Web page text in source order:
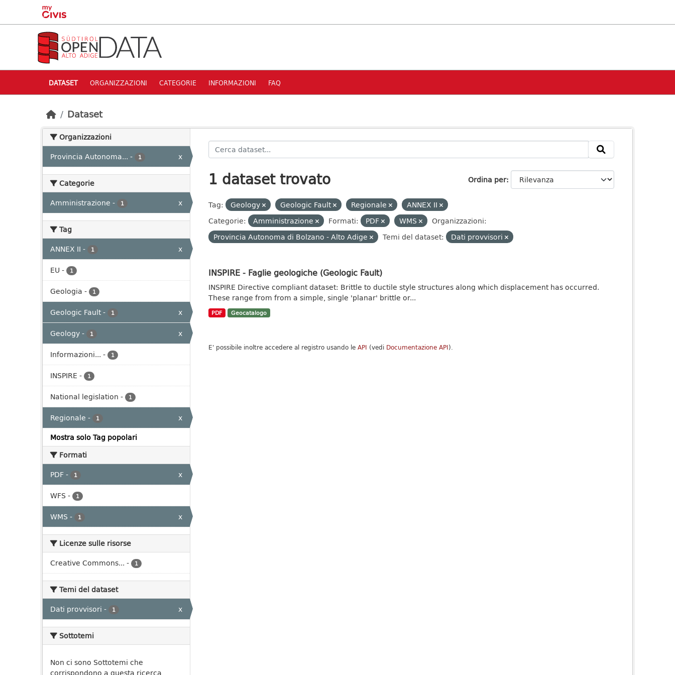
Skip to main content
DATASET ORGANIZZAZIONI CATEGORIE INFORMAZIONI FAQ
Dataset
Organizzazioni
Provincia Autonoma... - 1 x
Categorie
Amministrazione - 1 x
Tag
ANNEX II - 1
x
EU - 1
Geologia - 1
Geologic Fault- 1
x
Geology- 1
x
Informazioni... - 1
INSPIRE - 1
National legislation - 1
Regionale - 1
x
Mostra solo Tag popolari
Formati
PDF- 1
x
WFS - 1
WMS - 1 x
Licenze sulle risorse
Creative Commons... - 1
Temi del dataset
Dati provvisori - 1 x
Sottotemi
Non ci sono Sottotemi che
corrispondono a questa ricerca
Ordina per
1 dataset trovato
Tag: Geology Geologic Fault Regionale
ANNEX II
Categorie:
Amministrazione Formati: PDF WMS
Organizzazioni:
Provincia Autonoma di Bolzano - Alto Adige
Temi del dataset: Dati provvisori
INSPIRE - Faglie geologiche (Geologic Fault)
INSPIRE Directive compliant dataset: Brittle to ductile style structures along which displacement has occurred.
These range from from a simple, single 'planar' brittle or...
PDF Geocatalogo
E' possibile inoltre accedere al registro usando le API (vedi Documentazione API).